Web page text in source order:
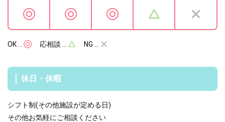
OK … 応相談 … NG …
休日・休暇
シフト制(その他施設が定める日)
その他お気軽にご相談ください